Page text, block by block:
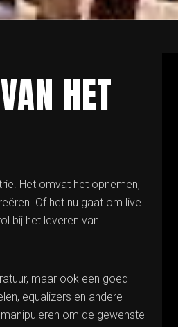
HET
Het omvat het opnemen,
Of het nu gaat om live
bij het leveren van
maar ook een goed
equalizers en andere
om de gewenste